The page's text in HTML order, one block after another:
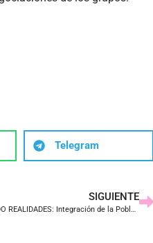
Telegram
SIGUIENTE